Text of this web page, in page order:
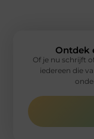
Ontdek
Of je nu schrijft
iedereen die